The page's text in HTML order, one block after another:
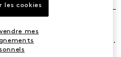
Inc. Tous droits réservés.
les cookies
mes